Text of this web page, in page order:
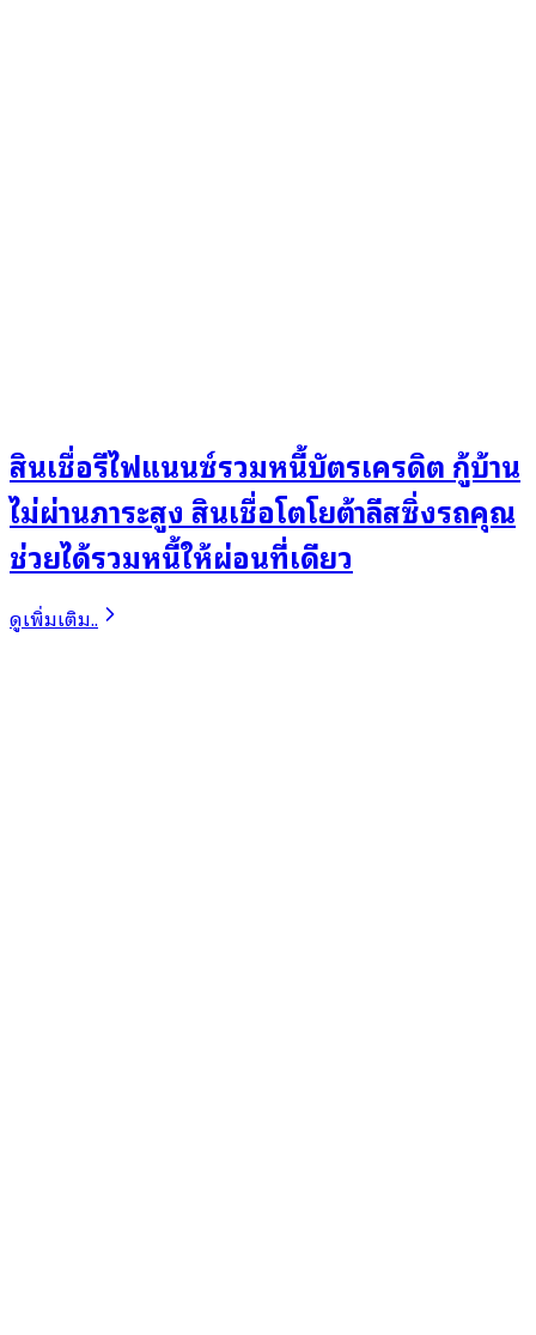
สินเชื่อรีไฟแนนซ์รวมหนี้บัตรเครดิต กู้บ้าน
ไม่ผ่านภาระสูง สินเชื่อโตโยต้าลีสซิ่งรถคุณ
ช่วยได้รวมหนี้ให้ผ่อนที่เดียว
ดูเพิ่มเติม..